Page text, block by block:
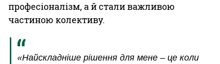
професіоналізм, а й стали важливою
частиною колективу.
«Найскладніше рішення для мене – це коли